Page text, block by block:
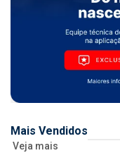
Mais Vendidos
Veja mais